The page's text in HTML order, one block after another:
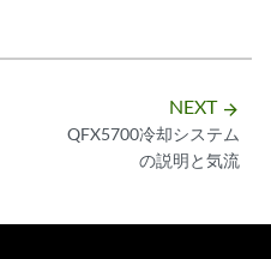
NEXT arrow_forward
QFX5700冷却システム
の説明と気流